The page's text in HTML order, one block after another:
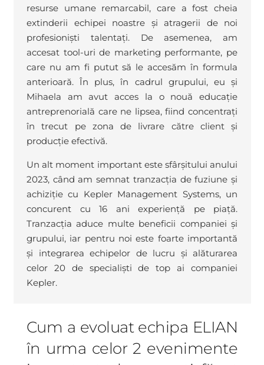
resurse umane remarcabil, care a fost cheia
extinderii echipei noastre și atragerii de noi
profesioniști talentați. De asemenea, am
accesat tool-uri de marketing performante, pe
care nu am fi putut să le accesăm în formula
anterioară. În plus, în cadrul grupului, eu și
Mihaela am avut acces la o nouă educație
antreprenorială care ne lipsea, fiind concentrați
în trecut pe zona de livrare către client și
producție efectivă.
Un alt moment important este sfârșitului anului
2023, când am semnat tranzacția de fuziune și
achiziție cu Kepler Management Systems, un
concurent cu 16 ani experiență pe piață.
Tranzacția aduce multe beneficii companiei și
grupului, iar pentru noi este foarte importantă
și integrarea echipelor de lucru și alăturarea
celor 20 de specialiști de top ai companiei
Kepler.
Cum a evoluat echipa ELIAN
în urma celor 2 evenimente